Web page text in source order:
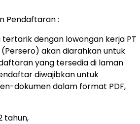
Pendaftaran :
dengan lowongan kerja PT
akan diarahkan untuk
yang tersedia di laman
diwajibkan untuk
dokumen dalam format PDF,
tahun,